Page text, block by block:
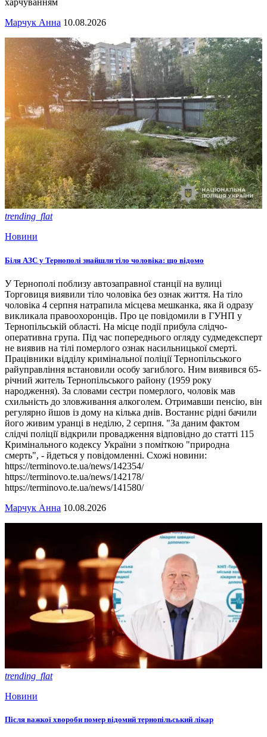
Марчук Анна 10.08.2026
trending_flat
Новини
Біля АЗС у Тернополі знайшли тіло чоловіка: що відомо
У Тернополі поблизу автозаправної станції на вулиці
Торговиця виявили тіло чоловіка без ознак життя. На тіло
чоловіка 4 серпня натрапила місцева мешканка, яка й одразу
викликала правоохоронців. Про це повідомили в ГУНП у
Тернопільській області. На місце події прибула слідчо-
оперативна група. Під час попереднього огляду судмедексперт
не виявив на тілі померлого ознак насильницької смерті.
Працівники відділу кримінальної поліції Тернопільського
райуправління встановили особу загиблого. Ним виявився 65-
річний житель Тернопільського району (1959 року
народження). За словами сестри померлого, чоловік мав
схильність до зловживання алкоголем. Отримавши пенсію, він
регулярно йшов із дому на кілька днів. Востаннє рідні бачили
його живим уранці в неділю, 2 серпня. "За даним фактом
слідчі поліції відкрили провадження відповідно до статті 115
Кримінального кодексу України з поміткою "природна
смерть", - йдеться у повідомленні. Схожі новини:
https://terminovo.te.ua/news/142354/
https://terminovo.te.ua/news/142178/
https://terminovo.te.ua/news/141580/
Марчук Анна 10.08.2026
trending_flat
Новини
Після важкої хвороби помер відомий тернопільський лікар